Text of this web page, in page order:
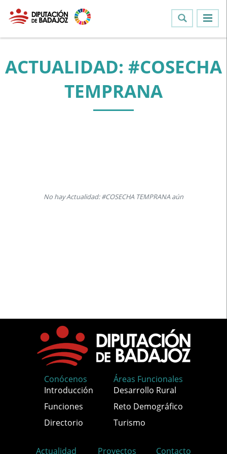
ACTUALIDAD: #COSECHA
TEMPRANA
No hay Actualidad: #COSECHA TEMPRANA aún
Conócenos
Introducción
Funciones
Directorio
Áreas Funcionales
Desarrollo Rural
Reto Demográfico
Turismo
Actualidad Proyectos Contacto